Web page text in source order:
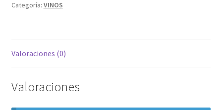
Categoría: VINOS
Valoraciones (0)
Valoraciones